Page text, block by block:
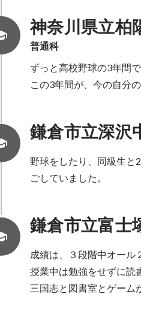
神奈川県立柏
普通科
ずっと高校野球の3年間で
この3年間が、今の自分
鎌倉市立深沢
野球をしたり、同級生と
ごしていました。
鎌倉市立富士
成績は、３段階中オール
授業中は勉強をせずに読
三国志と図書室とゲーム